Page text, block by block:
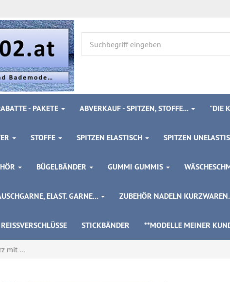
- PAKETE ABVERKAUF - SPITZEN, STOFFE... "DIE
STOFFE SPITZEN ELASTISCH SPITZEN
BÜGELBÄNDER GUMMI GUMMIS
ELAST. GARNE... ZUBEHÖR NADELN
REISSVERSCHLÜSSE STICKBÄNDER **MODELLE MEINER
mit ...